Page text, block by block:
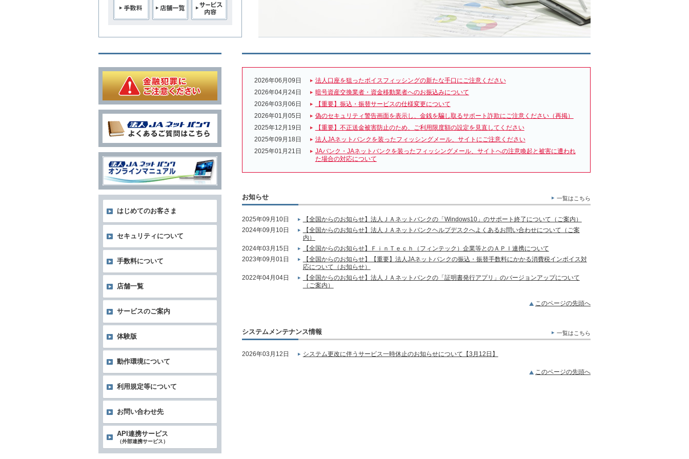
2026年06月09日
法人口座を狙ったボイスフィッシングの新たな手口にご注意ください
2026年04月24日
暗号資産交換業者・資金移動業者へのお振込みについて
2026年03月06日
【重要】振込・振替サービスの仕様変更について
2026年01月05日
偽のセキュリティ警告画面を表示し、金銭を騙し取るサポート詐欺にご注意ください（再掲）
2025年12月19日
【重要】不正送金被害防止のため、ご利用限度額の設定を見直してください
2025年09月18日
法人JAネットバンクを装ったフィッシングメール、サイトにご注意ください
2025年01月21日
JAバンク・JAネットバンクを装ったフィッシングメール、サイトへの注意喚起と被害に遭われ
た場合の対応について
お知らせ 一覧はこちら
2025年09月10日
【全国からのお知らせ】法人ＪＡネットバンクの「Windows10」のサポート終了について（ご案内）
2024年09月10日
【全国からのお知らせ】法人ＪＡネットバンクヘルプデスクへよくあるお問い合わせについて（ご案
内）
2024年03月15日
【全国からのお知らせ】ＦｉｎＴｅｃｈ（フィンテック）企業等とのＡＰＩ連携について
2023年09月01日
【全国からのお知らせ】【重要】法人JAネットバンクの振込・振替手数料にかかる消費税インボイス対
応について（お知らせ）
2022年04月04日
【全国からのお知らせ】法人ＪＡネットバンクの「証明書発行アプリ」のバージョンアップについて
（ご案内）
このページの先頭へ
システムメンテナンス情報 一覧はこちら
2026年03月12日 システム更改に伴うサービス一時休止のお知らせについて【3月12日】
このページの先頭へ
はじめてのお客さま
セキュリティについて
手数料について
店舗一覧
サービスのご案内
体験版
動作環境について
利用規定等について
お問い合わせ先
API連携サービス
（外部連携サービス）